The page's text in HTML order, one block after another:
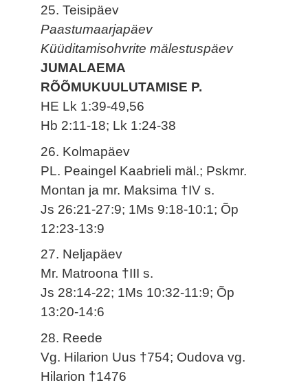
25. Teisipäev
Paastumaarjapäev
Küüditamisohvrite mälestuspäev
JUMALAEMA
RÕÕMUKUULUTAMISE P.
HE Lk 1:39-49,56
Hb 2:11-18; Lk 1:24-38
26. Kolmapäev
PL. Peaingel Kaabrieli mäl.; Pskmr.
Montan ja mr. Maksima †IV s.
Js 26:21-27:9; 1Ms 9:18-10:1; Õp
12:23-13:9
27. Neljapäev
Mr. Matroona †III s.
Js 28:14-22; 1Ms 10:32-11:9; Õp
13:20-14:6
28. Reede
Vg. Hilarion Uus †754; Oudova vg.
Hilarion †1476